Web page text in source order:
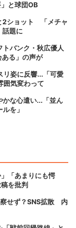
と球団OB
2ショット 「メチャ
話題に
バンク・秋広優人
る」の声が
リ姿に反響...「可愛
気変わって
かな心遣い...「並ん
を」
「あまりにも愕
を批判
せず？SNS拡散 内